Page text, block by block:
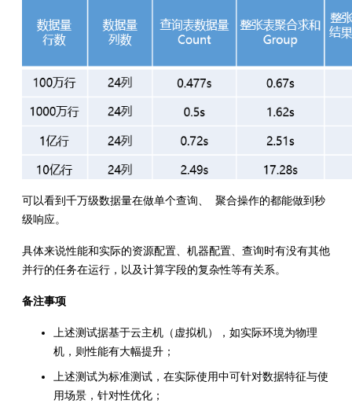
可以看到千万级数据量在做单个查询、 聚合操作的都能做到秒
级响应。
具体来说性能和实际的资源配置、机器配置、查询时有没有其他
并行的任务在运行，以及计算字段的复杂性等有关系。
备注事项
上述测试据基于云主机（虚拟机），如实际环境为物理
机，则性能有大幅提升；
上述测试为标准测试，在实际使用中可针对数据特征与使
用场景，针对性优化；